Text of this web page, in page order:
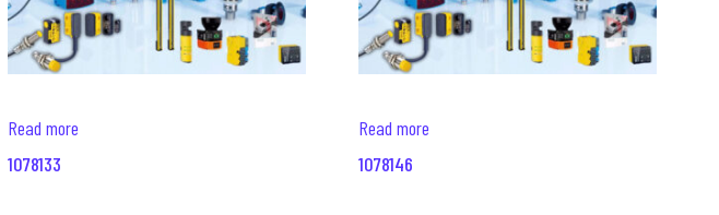
Read more
1078133
Read more
1078146